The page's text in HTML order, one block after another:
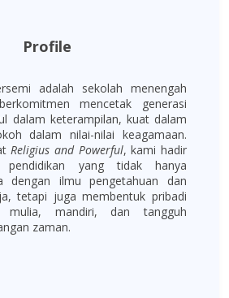
Profile
adalah sekolah menengah
mencetak generasi
dalam keterampilan, kuat dalam
dalam nilai-nilai keagamaan.
Religius and Powerful, kami hadir
pendidikan yang tidak hanya
dengan ilmu pengetahuan dan
tetapi juga membentuk pribadi
mulia, mandiri, dan tangguh
zaman.